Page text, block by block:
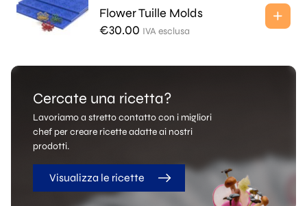
Flower Tuille Molds
€30.00 IVA esclusa
Cercate una ricetta?
Lavoriamo a stretto contatto con i migliori
chef per creare ricette adatte ai nostri
prodotti.
Visualizza le ricette